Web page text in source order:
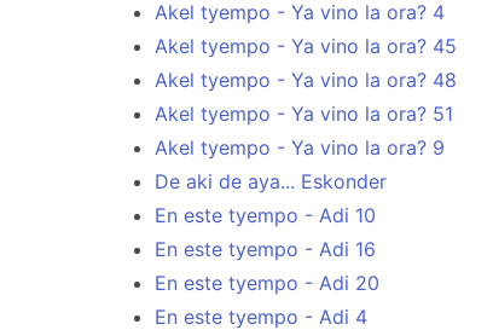
Akel tyempo - Ya vino la ora? 4
Akel tyempo - Ya vino la ora? 45
Akel tyempo - Ya vino la ora? 48
Akel tyempo - Ya vino la ora? 51
Akel tyempo - Ya vino la ora? 9
De aki de aya... Eskonder
En este tyempo - Adi 10
En este tyempo - Adi 16
En este tyempo - Adi 20
En este tyempo - Adi 4